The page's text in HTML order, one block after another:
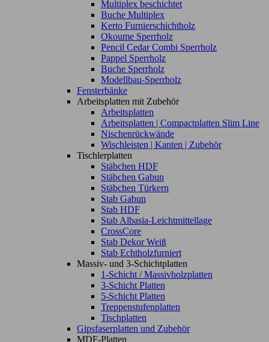
Multiplex beschichtet
Buche Multiplex
Kerto Furnierschichtholz
Okoume Sperrholz
Pencil Cedar Combi Sperrholz
Pappel Sperrholz
Buche Sperrholz
Modellbau-Sperrholz
Fensterbänke
Arbeitsplatten mit Zubehör
Arbeitsplatten
Arbeitsplatten | Compactplatten Slim Line
Nischenrückwände
Wischleisten | Kanten | Zubehör
Tischlerplatten
Stäbchen HDF
Stäbchen Gabun
Stäbchen Türkern
Stab Gabun
Stab HDF
Stab Albasia-Leichtmittellage
CrossCore
Stab Dekor Weiß
Stab Echtholzfurniert
Massiv- und 3-Schichtplatten
1-Schicht / Massivholzplatten
3-Schicht Platten
5-Schicht Platten
Treppenstufenplatten
Tischplatten
Gipsfaserplatten und Zubehör
MDF-Platten